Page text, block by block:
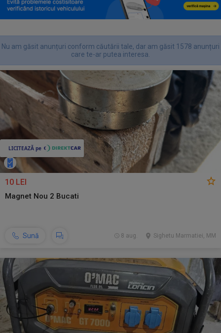
Nu am găsit anunțuri conform căutării tale, dar am găsit 1578 anunțuri
care te-ar putea interesa.
10 LEI
Magnet Nou 2 Bucati
Sună Sighetu Marmatiei, MM
8 aug.